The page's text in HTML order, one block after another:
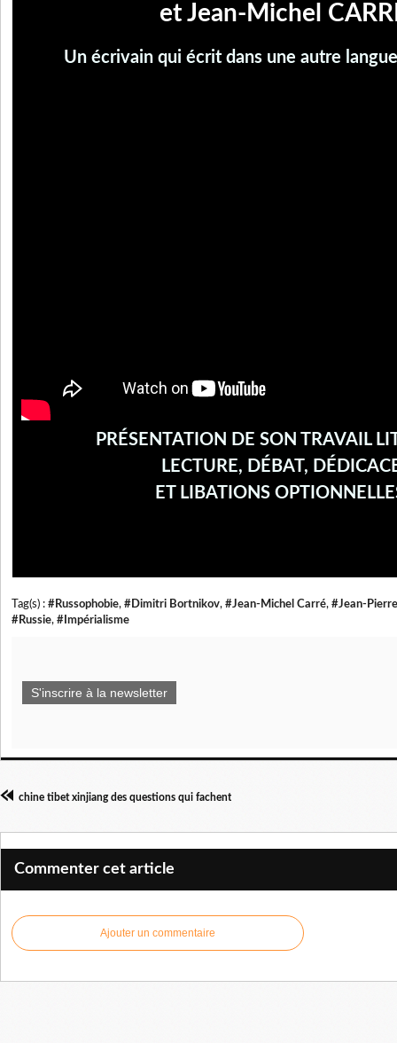
et Jean-Michel
Un écrivain qui écrit dans une autre
PRÉSENTATION DE SON TRAVAIL
LECTURE, DÉBAT,
ET LIBATIONS
Tag(s) : #Russophobie, #Dimitri Bortnikov, #Jean-Michel Carré, #Jean-
#Russie, #Impérialisme
S'inscrire à la newsletter
chine tibet xinjiang des questions qui fachent
Commenter cet article
Ajouter un commentaire